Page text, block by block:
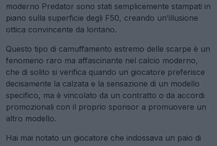
moderno Predator sono stati semplicemente stampati in
piano sulla superficie degli F50, creando un’illusione
ottica convincente da lontano.
Questo tipo di camuffamento estremo delle scarpe è un
fenomeno raro ma affascinante nel calcio moderno,
che di solito si verifica quando un giocatore preferisce
decisamente la calzata e la sensazione di un modello
specifico, ma è vincolato da un contratto o da accordi
promozionali con il proprio sponsor a promuovere un
altro modello.
Hai mai notato un giocatore che indossava un paio di